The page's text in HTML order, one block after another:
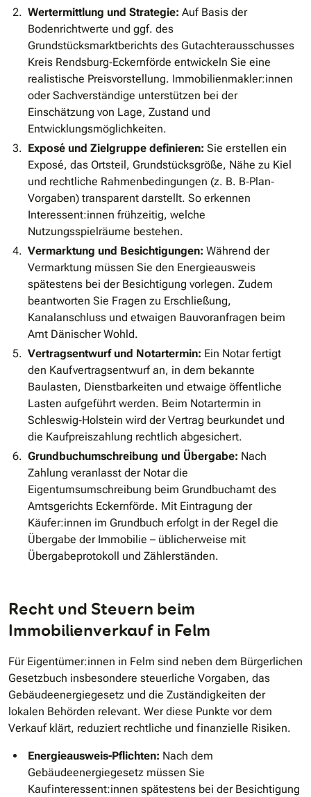
Wertermittlung und Strategie: Auf Basis der
Bodenrichtwerte und ggf. des
Grundstücksmarktberichts des Gutachterausschusses
Kreis Rendsburg‐Eckernförde entwickeln Sie eine
realistische Preisvorstellung. Immobilienmakler:innen
oder Sachverständige unterstützen bei der
Einschätzung von Lage, Zustand und
Entwicklungsmöglichkeiten.
Exposé und Zielgruppe definieren: Sie erstellen ein
Exposé, das Ortsteil, Grundstücksgröße, Nähe zu Kiel
und rechtliche Rahmenbedingungen (z. B. B‐Plan‐
Vorgaben) transparent darstellt. So erkennen
Interessent:innen frühzeitig, welche
Nutzungsspielräume bestehen.
Vermarktung und Besichtigungen: Während der
Vermarktung müssen Sie den Energieausweis
spätestens bei der Besichtigung vorlegen. Zudem
beantworten Sie Fragen zu Erschließung,
Kanalanschluss und etwaigen Bauvoranfragen beim
Amt Dänischer Wohld.
Vertragsentwurf und Notartermin: Ein Notar fertigt
den Kaufvertragsentwurf an, in dem bekannte
Baulasten, Dienstbarkeiten und etwaige öffentliche
Lasten aufgeführt werden. Beim Notartermin in
Schleswig‐Holstein wird der Vertrag beurkundet und
die Kaufpreiszahlung rechtlich abgesichert.
Grundbuchumschreibung und Übergabe: Nach
Zahlung veranlasst der Notar die
Eigentumsumschreibung beim Grundbuchamt des
Amtsgerichts Eckernförde. Mit Eintragung der
Käufer:innen im Grundbuch erfolgt in der Regel die
Übergabe der Immobilie – üblicherweise mit
Übergabeprotokoll und Zählerständen.
Recht und Steuern beim
Immobilienverkauf in Felm
Für Eigentümer:innen in Felm sind neben dem Bürgerlichen
Gesetzbuch insbesondere steuerliche Vorgaben, das
Gebäudeenergiegesetz und die Zuständigkeiten der
lokalen Behörden relevant. Wer diese Punkte vor dem
Verkauf klärt, reduziert rechtliche und finanzielle Risiken.
Energieausweis-Pflichten: Nach dem
Gebäudeenergiegesetz müssen Sie
Kaufinteressent:innen spätestens bei der Besichtigung